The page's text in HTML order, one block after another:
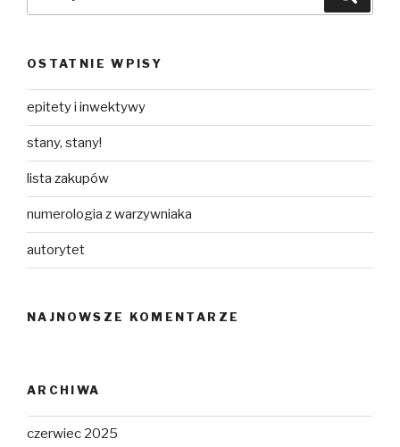
OSTATNIE WPISY
epitety i inwektywy
stany, stany!
lista zakupów
numerologia z warzywniaka
autorytet
NAJNOWSZE KOMENTARZE
ARCHIWA
czerwiec 2025